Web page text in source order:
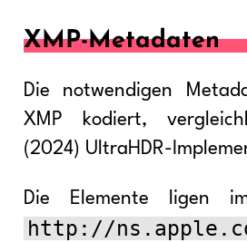
XMP-Metadaten
Die notwendigen
XMP kodiert,
(2024) UltraHDR-
Die Elemente ligen
http://